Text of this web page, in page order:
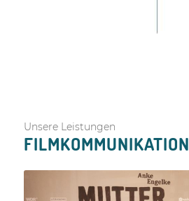
Unsere Leistungen
FILMKOMMUNIKATION